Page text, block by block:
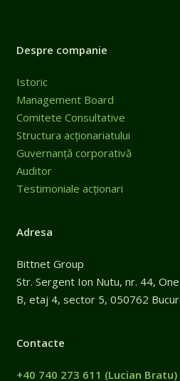
Despre companie
Istoric
Management Board
Comitete Consultative
Structura acționariatului
Guvernanță corporativă
Auditor
Testimoniale acționari
Adresa
Bittnet Group
Str. Sergent Ion Nutu, nr. 44,
B, etaj 4, sector 5, 050762
Contacte
+40 740 273 611 (Lucian Bratu)